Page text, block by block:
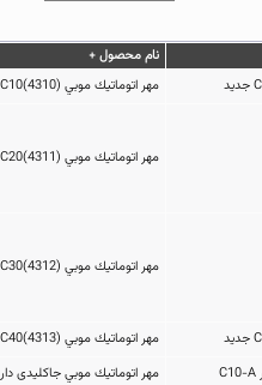
نام محصول +
مهر اتوماتيك موبي (4310)C10 جدید
مهر اتوماتيك موبي (4311)C20 جدید
مهر اتوماتيك موبي (4312)C30 جدید
مهر اتوماتيك موبي (4313)C40 جدید
مهر اتوماتيك موبي جاکلیدی دار C10-A